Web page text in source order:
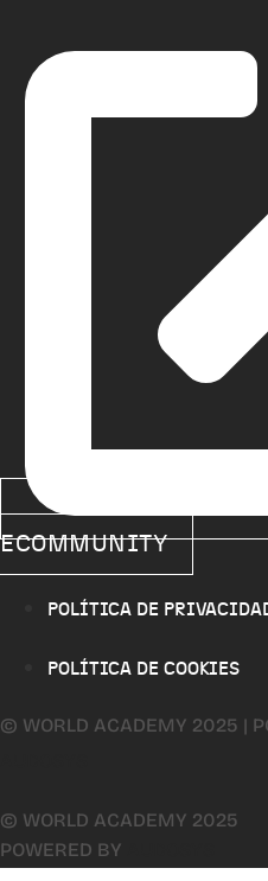
ECOMMUNITY
POLÍTICA DE
POLÍTICA DE COOKIES
© WORLD ACADEMY 2025 |
© WORLD ACADEMY 2025
POWERED BY